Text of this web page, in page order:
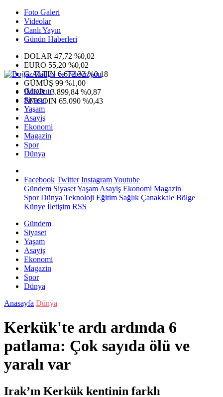
Foto Galeri
Videolar
Canlı Yayın
Günün Haberleri
DOLAR 47,72 %0,02
EURO 55,20 %0,02
G.ALTIN6.672,32 %0,18
GÜMÜŞ 99 %1,00
IMKB13.899,84 %0,87
BITCOIN 65.090 %0,43
Gündem
Siyaset
Yaşam
Asayiş
Ekonomi
Magazin
Spor
Dünya
Facebook Twitter InstagramYoutube
Gündem SiyasetYaşam Asayiş Ekonomi Magazin
SporDünya Teknoloji Eğitim Sağlık Çanakkale Bölge
Künye İletişim RSS
Gündem
Siyaset
Yaşam
Asayiş
Ekonomi
Magazin
Spor
Dünya
Anasayfa Dünya
Kerkük'te ardı ardında 6
patlama: Çok sayıda ölü ve
yaralı var
Irak’ın Kerkük kentinin farklı